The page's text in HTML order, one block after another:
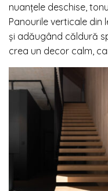
nuanțele deschise,
Panourile verticale din
și adăugând căldură
crea un decor calm,